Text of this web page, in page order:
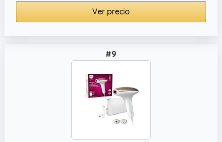
Ver precio
#9